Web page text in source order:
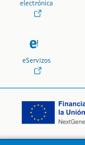
electrónica
eServizos